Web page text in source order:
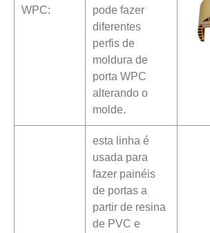
WPC:
pode fazer
diferentes
perfis de
moldura de
porta WPC
alterando o
molde.
esta linha é
usada para
fazer painéis
de portas a
partir de resina
de PVC e